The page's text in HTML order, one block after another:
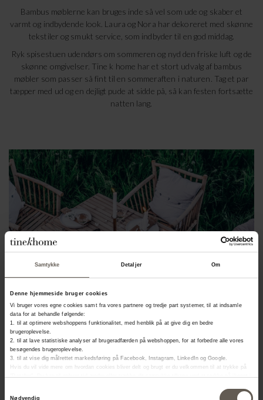
Samtykke Detaljer Om
Denne hjemmeside bruger cookies
Vi bruger vores egne cookies samt fra vores partnere og tredje part systemer, til at indsamle
data for at behandle følgende:
1. til at optimere webshoppens funktionalitet, med henblik på at give dig en bedre
brugeroplevelse.
2. til at lave statistiske analyser af brugeradfærden på webshoppen, for at forbedre alle vores
besøgendes brugeroplevelse.
3. til at vise dig målrettet markedsføring på Facebook, Instagram, LinkedIn og Google.
Hvis du vil vide mere om hvordan cookies bliver delt og brugt er du velkommen til at trykke på
Nødvendig
Bambus møblerne kan bruges inde så vel som ude og skaber et
varmt og indbydende look. Laura og Nora har dekoreret med skønne
tekstiler og smukt service, som indbyder til en god middag.
Ryk spisestuen udendørs om sommeren og nyd den friske luft og de
skønne omgivelser. Tine k home har et stort udvalg af bambus
møbler som passer så fint til en sommeraften i naturen. Tag et par
tæpper med ud og en dejligt pude at sidde på, så kan festen fortsætte
natten lang.